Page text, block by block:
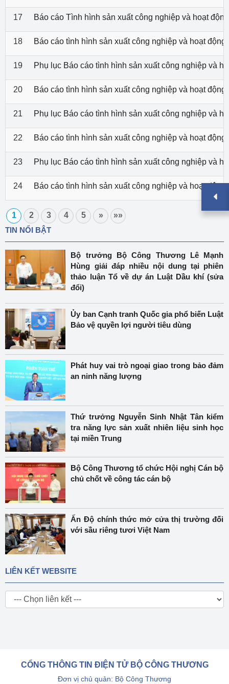
17 Báo cáo Tình hình sản xuất công nghiệp và hoạt
18 Báo cáo tình hình sản xuất công nghiệp và hoạt
19 Phụ lục Báo cáo tình hình sản xuất công nghiệp và
20 Báo cáo tình hình sản xuất công nghiệp và hoạt
21 Phụ lục Báo cáo tình hình sản xuất công nghiệp và
22 Báo cáo tình hình sản xuất công nghiệp và hoạt
23 Phụ lục Báo cáo tình hình sản xuất công nghiệp và
24 Báo cáo tình hình sản xuất công nghiệp và hoạt
1 2 3 4 5 »
»»
TIN NỔI BẬT
Bộ trưởng Bộ Công Thương Lê Mạnh
Hùng giải đáp nhiều nội dung tại phiên
thảo luận Tổ về dự án Luật Dầu khí (sửa
đổi)
Ủy ban Cạnh tranh Quốc gia phổ biến Luật
Bảo vệ quyền lợi người tiêu dùng
Phát huy vai trò ngoại giao trong bảo đảm
an ninh năng lượng
Thứ trưởng Nguyễn Sinh Nhật Tân kiểm
tra năng lực sản xuất nhiên liệu sinh học
tại miền Trung
Bộ Công Thương tổ chức Hội nghị Cán bộ
chủ chốt về công tác cán bộ
Ấn Độ chính thức mở cửa thị trường đối
với sầu riêng tươi Việt Nam
LIÊN KẾT WEBSITE
CỔNG THÔNG TIN ĐIỆN TỬ BỘ CÔNG THƯƠNG
Đơn vị chủ quản: Bộ Công Thương